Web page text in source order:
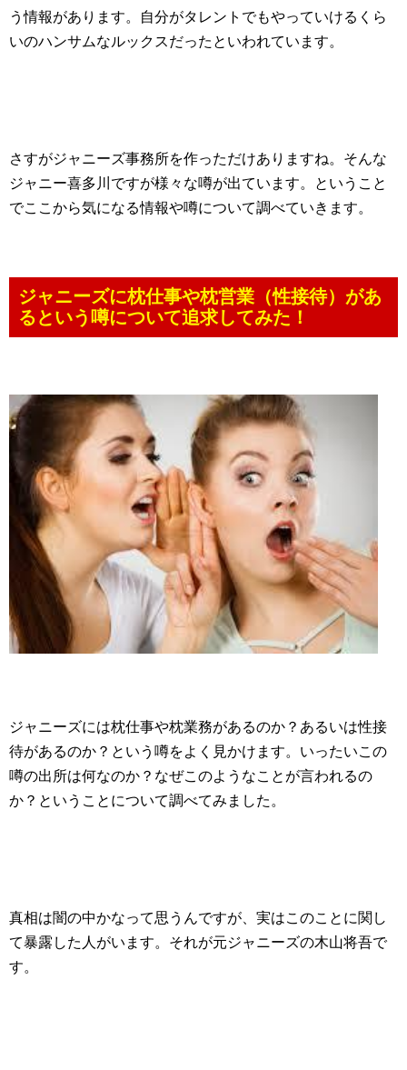
う情報があります。自分がタレントでもやっていけるくら
いのハンサムなルックスだったといわれています。
さすがジャニーズ事務所を作っただけありますね。そんな
ジャニー喜多川ですが様々な噂が出ています。ということ
でここから気になる情報や噂について調べていきます。
ジャニーズに枕仕事や枕営業（性接待）があ
るという噂について追求してみた！
ジャニーズには枕仕事や枕業務があるのか？あるいは性接
待があるのか？という噂をよく見かけます。いったいこの
噂の出所は何なのか？なぜこのようなことが言われるの
か？ということについて調べてみました。
真相は闇の中かなって思うんですが、実はこのことに関し
て暴露した人がいます。それが元ジャニーズの木山将吾で
す。